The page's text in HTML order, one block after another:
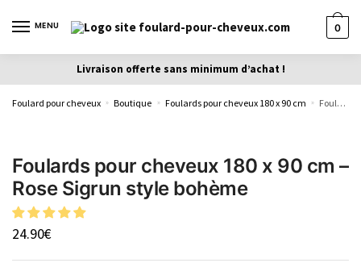
MENU 0
Livraison offerte sans minimum d’achat !
Foulard pour cheveux » Boutique » Foulards pour cheveux 180 x 90 cm » Foulards pour cheveux 180 x 90 cm – Rose Sigrun style bohème
Foulards pour cheveux 180 x 90 cm –
Rose Sigrun style bohème
24.90€